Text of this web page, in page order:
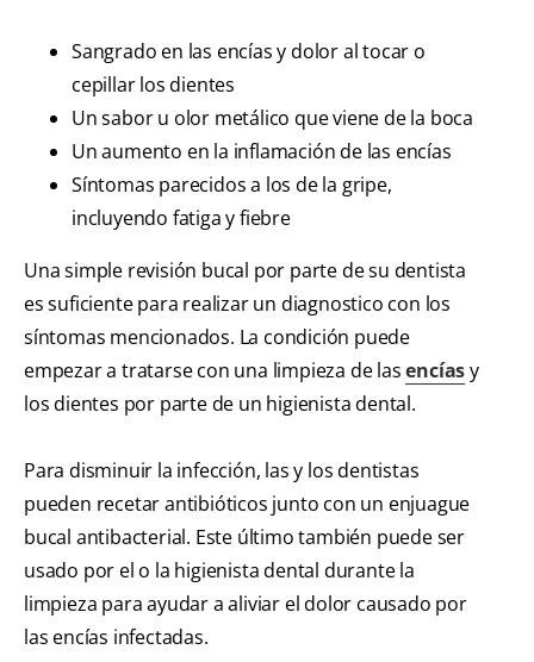
Sangrado en las encías y dolor al tocar o
cepillar los dientes
Un sabor u olor metálico que viene de la boca
Un aumento en la inflamación de las encías
Síntomas parecidos a los de la gripe,
incluyendo fatiga y fiebre
Una simple revisión bucal por parte de su dentista
es suficiente para realizar un diagnostico con los
síntomas mencionados. La condición puede
empezar a tratarse con una limpieza de lasencíasy
los dientes por parte de un higienista dental.
Para disminuir la infección, las y los dentistas
pueden recetar antibióticos junto con un enjuague
bucal antibacterial. Este último también puede ser
usado por el o la higienista dental durante la
limpieza para ayudar a aliviar el dolor causado por
las encías infectadas.